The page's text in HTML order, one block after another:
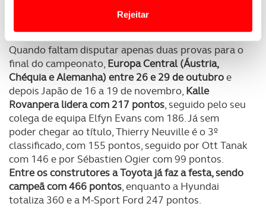
personalizar conteúdos e anúncios, para lhe proporcionar
funcionalidades de redes sociais, bem como para
analisar dados de navegação no nosso website.
Adicionalmente partilhamos informação, relativa à sua
utilização do nosso site de publicidade e de análise, com
parceiros e organizações na UE e em países terceiros.
O ACP garantirá que as transferências internacionais de
dados pessoais serão realizadas apenas com o seu
consentimento e quando tal se afigure estritamente
necessário no contexto dos serviços a prestar.
Rejeitar
Quando faltam disputar apenas duas provas para o
final do campeonato, Europa Central (Áustria,
Chéquia e Alemanha) entre 26 e 29 de outubroe
depois Japão de 16 a 19 de novembro, Kalle
Rovanpera lidera com 217 pontos, seguido pelo seu
colega de equipa Elfyn Evans com 186. Já sem
poder chegar ao título, Thierry Neuville é o 3º
classificado, com 155 pontos, seguido por Ott Tanak
com 146 e por Sébastien Ogier com 99 pontos.
Entre os construtores a Toyota já faz a festa, sendo
campeã com 466 pontos, enquanto a Hyundai
totaliza 360 e a M-Sport Ford 247 pontos.